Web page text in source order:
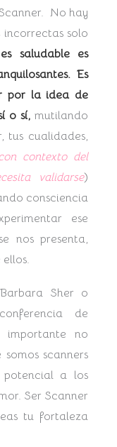
No hay
solo
saludable es
Es
por la idea de
o sí, mutilando
tus cualidades,
contexto del
validarse)
consciencia
ese
nos presenta,
Sher o
de
no
scanners
potencial a los
Ser Scanner
tu fortaleza